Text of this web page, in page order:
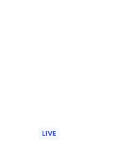
LIVE